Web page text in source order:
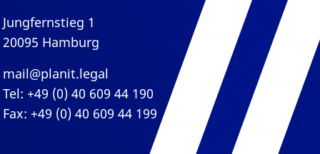
Jungfernstieg 1
20095 Hamburg
mail@planit.legal
Tel: +49 (0) 40 609 44 190
Fax: +49 (0) 40 609 44 199